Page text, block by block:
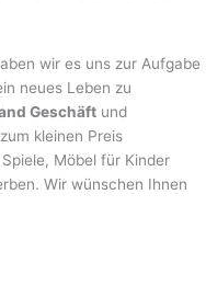
wir es uns zur Aufgabe
neues Leben zu
Geschäft und
kleinen Preis
Möbel für Kinder
Wir wünschen Ihnen